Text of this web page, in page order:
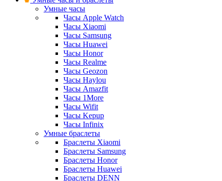
Умные часы
Часы Apple Watch
Часы Xiaomi
Часы Samsung
Часы Huawei
Часы Honor
Часы Realme
Часы Geozon
Часы Haylou
Часы Amazfit
Часы 1More
Часы Wifit
Часы Kepup
Часы Infinix
Умные браслеты
Браслеты Xiaomi
Браслеты Samsung
Браслеты Honor
Браслеты Huawei
Браслеты DENN